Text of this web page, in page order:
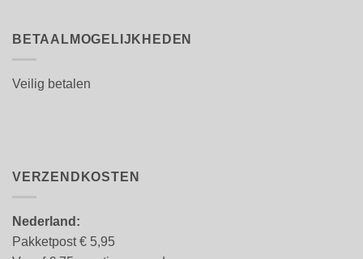
BETAALMOGELIJKHEDEN
Veilig betalen
VERZENDKOSTEN
Nederland:
Pakketpost € 5,95